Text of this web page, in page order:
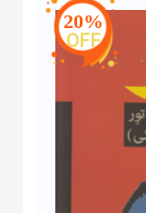
20%
OFF